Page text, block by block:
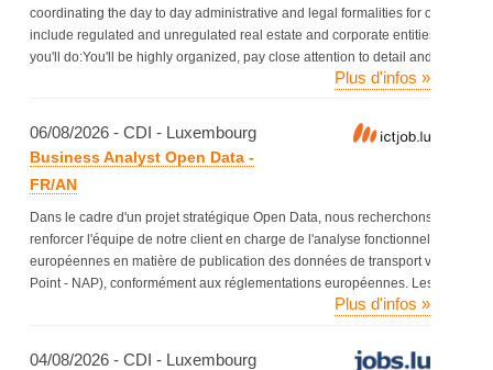
coordinating the day to day administrative and legal formalities for our varied
include regulated and unregulated real estate and corporate entities
you'll do:You'll be highly organized, pay close attention to detail and&nbsp;[...]
Plus d'infos »
06/08/2026 - CDI - Luxembourg
Business Analyst Open Data -
FR/AN
Dans le cadre d'un projet stratégique Open Data, nous recherchons un(e)
renforcer l'équipe de notre client en charge de l'analyse fonctionnelle. Le
européennes en matière de publication des données de transport via le
Point - NAP), conformément aux réglementations européennes. Les
Plus d'infos »
04/08/2026 - CDI - Luxembourg